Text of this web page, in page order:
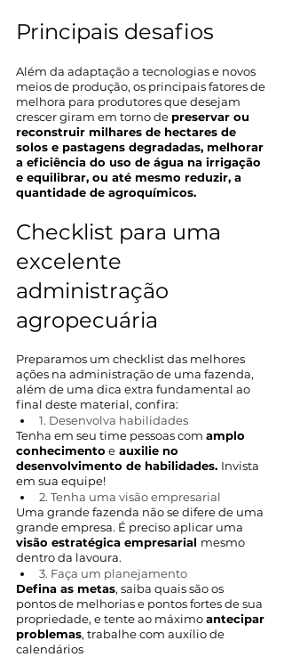
Principais desafios
Além da adaptação a tecnologias e novos
meios de produção, os principais fatores de
melhora para produtores que desejam
crescer giram em torno de preservar ou
reconstruir milhares de hectares de
solos e pastagens degradadas, melhorar
a eficiência do uso de água na irrigação
e equilibrar, ou até mesmo reduzir, a
quantidade de agroquímicos.
Checklist para uma
excelente
administração
agropecuária
Preparamos um checklist das melhores
ações na administração de uma fazenda,
além de uma dica extra fundamental ao
final deste material, confira:
1. Desenvolva habilidades
Tenha em seu time pessoas com amplo
conhecimento e auxilie no
desenvolvimento de habilidades. Invista
em sua equipe!
2. Tenha uma visão empresarial
Uma grande fazenda não se difere de uma
grande empresa. É preciso aplicar uma
visão estratégica empresarial mesmo
dentro da lavoura.
3. Faça um planejamento
Defina as metas, saiba quais são os
pontos de melhorias e pontos fortes de sua
propriedade, e tente ao máximo antecipar
problemas, trabalhe com auxílio de
calendários